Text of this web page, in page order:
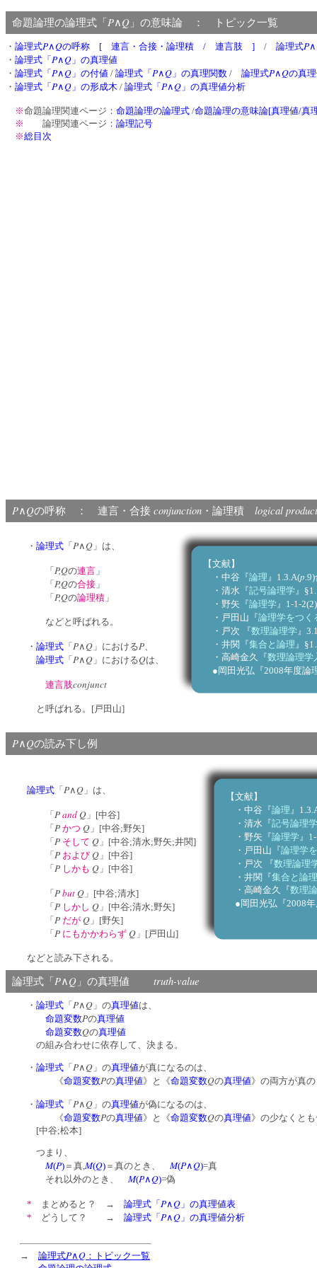
命題論理の論理式「P∧Q 」の意味論 ： トピック一覧
・ 論理式P∧Qの呼称 [ 連言・合接・論理積 / 連言肢 ] / 論理式P∧
・ 論理式「P∧Q 」の真理値
・ 論理式「P∧Q 」の付値 / 論理式「P∧Q 」の真理関数 / 論理式P∧Qの真
・ 論理式「P∧Q 」の形成木 / 論理式「P∧Q 」の真理値分析
※命題論理関連ページ： 命題論理の論理式 /命題論理の意味論[真理値/真
※
論理関連ページ： 論理記号
※総目次
P∧Qの呼称 ： 連言・合接 conjunction ・論理積logical
・ 論理式 「 P∧Q 」は、
「 P,Qの連言 」
「 P,Qの合接 」
「 P,Qの論理積 」
などと呼ばれる。
・ 論理式 「 P∧Q 」におけるP、
論理式 「 P∧Q 」におけるQは、
連言肢conjunct
と呼ばれる。[戸田山]
【文献】
・中谷『論理 』1.3.A(p
・清水『記号論理学』
・野矢『論理学』1-1-
・戸田山『論理学をつく
・戸次 『数理論理学』
・井関『集合と論理 』
・高崎金久『数理論理学
●岡田光弘『2008年度論
P∧Qの読み下し例
論理式 「 P∧Q 」は、
「 PandQ 」[中谷]
「 P かつ Q 」[中谷;野矢]
「 P そして Q 」[中谷;清水;野矢;井関]
「 P およびQ 」[中谷]
「 P しかも Q 」[中谷]
「 PbutQ 」[中谷;清水]
「 P しかし Q 」[中谷;清水;野矢]
「 P だがQ 」[野矢]
「 P にもかかわらずQ 」[戸田山]
などと読み下される。
【文献】
・中谷『論理 』
・清水『記号論理学
・野矢『論理学』
・戸田山『論理学
・戸次 『数理論理
・井関『集合と論理
・高崎金久『数理
●岡田光弘『2008年
論理式「P∧Q 」の真理値truth-value
・ 論理式 「 P∧Q 」の真理値は、
命題変数Pの真理値
命題変数Qの真理値
の組み合わせに依存して、決まる。
・ 論理式 「 P∧Q 」の真理値が真になるのは、
《命題変数Pの真理値》 と《命題変数Qの真理値》の両方が真
・ 論理式 「P∧Q 」の真理値が偽になるのは、
《命題変数Pの真理値》 と《命題変数Qの真理値》の少なくと
[中谷;松本]
つまり、
M(P) ＝真, M(Q) ＝真のとき、 M(P∧Q)=真
それ以外のとき、 M(P∧Q)=偽
* まとめると？ → 論理式「 P∧Q 」の真理値表
* どうして？ → 論理式「 P∧Q 」の真理値分析
→ 論理式P∧Q ：トピック一覧